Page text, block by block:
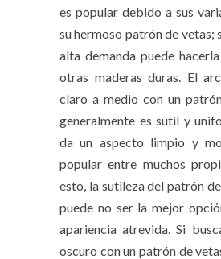
es popular debido a sus
su hermoso patrón de vetas;
alta demanda puede
otras maderas duras. El
claro a medio con un
generalmente es sutil y
da un aspecto limpio y
popular entre muchos
esto, la sutileza del patrón
puede no ser la mejor
apariencia atrevida. Si
oscuro con un patrón de